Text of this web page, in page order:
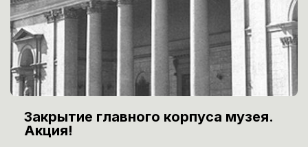
Закрытие главного корпуса музея.
Акция!